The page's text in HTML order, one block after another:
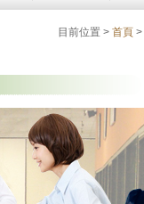
目前位置 > 首頁 >